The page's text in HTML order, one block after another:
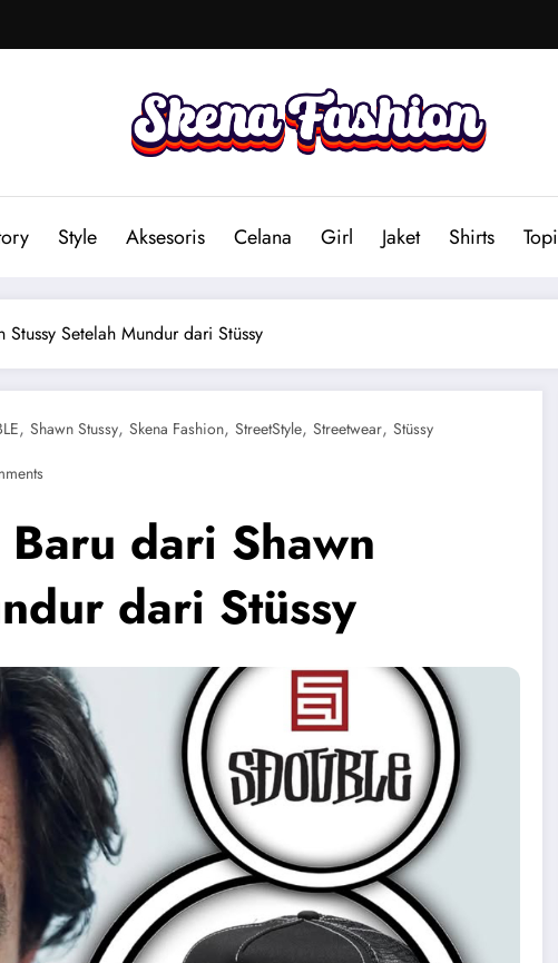
Style Aksesoris Celana Girl Jaket Shirts Topi
Setelah Mundur dari Stüssy
, Shawn Stussy, Skena Fashion, StreetStyle, Streetwear, Stüssy
dari Shawn
dari Stüssy